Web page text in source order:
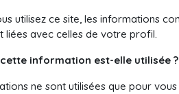
utilisez ce site, les informations
liées avec celles de votre profil.
information est-elle utilisée ?
ne sont utilisées que pour